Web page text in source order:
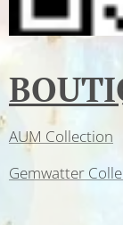
AUM Collection
Gemwatter